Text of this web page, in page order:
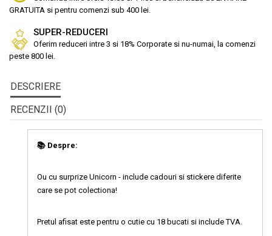
GRATUITA si pentru comenzi sub 400 lei.
SUPER-REDUCERI
Oferim reduceri intre 3 si 18% Corporate si nu-numai, la comenzi
peste 800 lei.
DESCRIERE
RECENZII (0)
📚 Despre:
Ou cu surprize Unicorn - include cadouri si stickere diferite
care se pot colectiona!
Pretul afisat este pentru o cutie cu 18 bucati si include TVA.